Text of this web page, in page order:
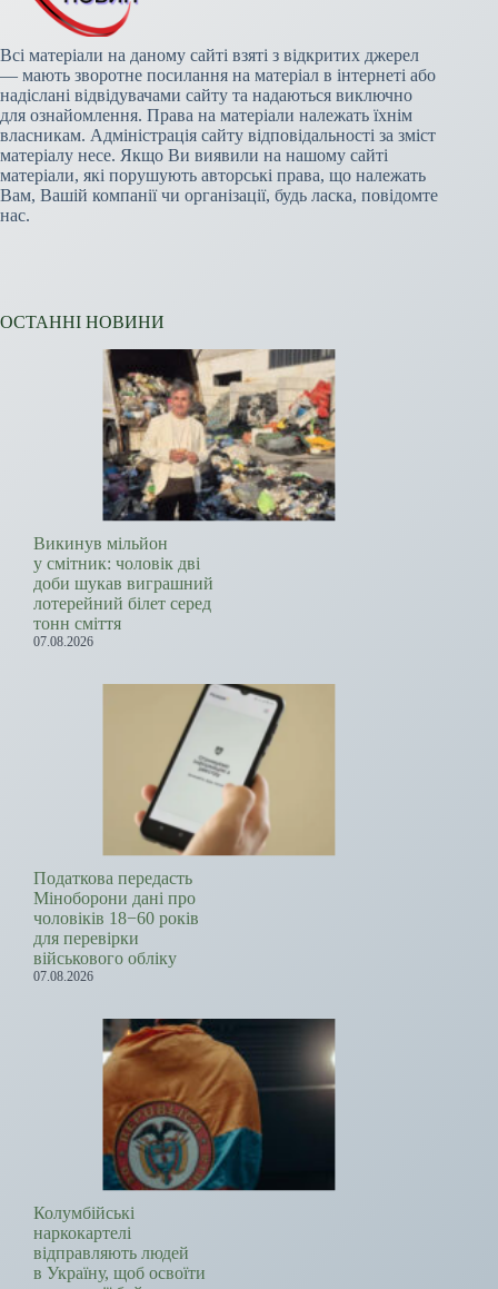
Всі матеріали на даному сайті взяті з відкритих джерел
— мають зворотне посилання на матеріал в інтернеті або
надіслані відвідувачами сайту та надаються виключно
для ознайомлення. Права на матеріали належать їхнім
власникам. Адміністрація сайту відповідальності за зміст
матеріалу несе. Якщо Ви виявили на нашому сайті
матеріали, які порушують авторські права, що належать
Вам, Вашій компанії чи організації, будь ласка, повідомте
нас.
ОСТАННІ НОВИНИ
Викинув мільйон
у смітник: чоловік дві
доби шукав виграшний
лотерейний білет серед
тонн сміття
07.08.2026
Податкова передасть
Міноборони дані про
чоловіків 18−60 років
для перевірки
військового обліку
07.08.2026
Колумбійські
наркокартелі
відправляють людей
в Україну, щоб освоїти